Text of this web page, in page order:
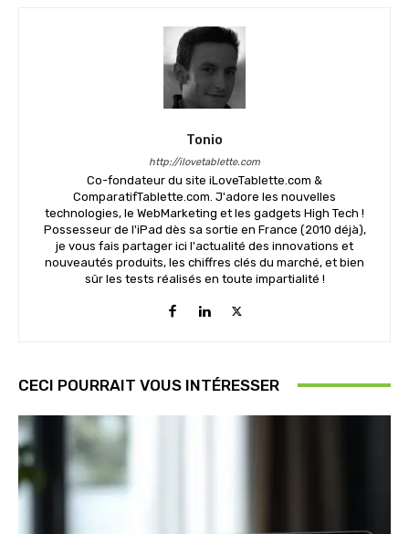
Tonio
http://ilovetablette.com
Co-fondateur du site iLoveTablette.com &
ComparatifTablette.com. J'adore les nouvelles
technologies, le WebMarketing et les gadgets High Tech !
Possesseur de l'iPad dès sa sortie en France (2010 déjà),
je vous fais partager ici l'actualité des innovations et
nouveautés produits, les chiffres clés du marché, et bien
sûr les tests réalisés en toute impartialité !
CECI POURRAIT VOUS INTÉRESSER